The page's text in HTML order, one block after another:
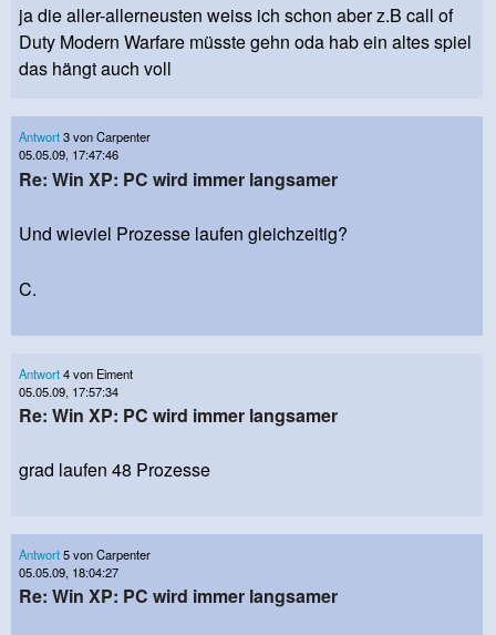
ja die aller-allerneusten weiss ich schon aber z.B call of
Duty Modern Warfare müsste gehn oda hab ein altes spiel
das hängt auch voll
Antwort3 von Carpenter
05.05.09, 17:47:46
Re: Win XP: PC wird immer langsamer
Und wieviel Prozesse laufen gleichzeitig?
C.
Antwort4 von Eiment
05.05.09, 17:57:34
Re: Win XP: PC wird immer langsamer
grad laufen 48 Prozesse
Antwort5 von Carpenter
05.05.09, 18:04:27
Re: Win XP: PC wird immer langsamer